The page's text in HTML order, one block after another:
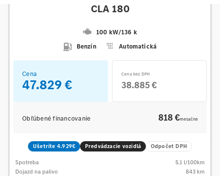
CLA 180
100 kW/136 k
Benzín
Automatická
Cena
47.829 €
Cena bez DPH
38.885 €
Obľúbené financovanie 818 €mesačne
Ušetríte 4.929€ Predvádzacie vozidlá Odpočet DPH
Spotreba 5.1 l/100km
Dojazd na palivo
843 km